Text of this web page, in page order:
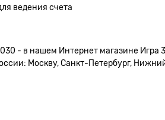
ведения счета
- в нашем Интернет магазине
Москву, Санкт-Петербург,